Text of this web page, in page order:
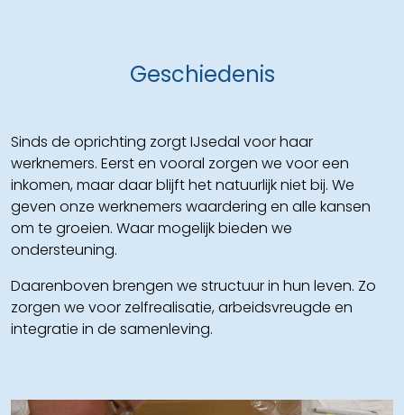
Geschiedenis
Sinds de oprichting zorgt IJsedal voor haar
werknemers. Eerst en vooral zorgen we voor een
inkomen, maar daar blijft het natuurlijk niet bij. We
geven onze werknemers waardering en alle kansen
om te groeien. Waar mogelijk bieden we
ondersteuning.
Daarenboven brengen we structuur in hun leven. Zo
zorgen we voor zelfrealisatie, arbeidsvreugde en
integratie in de samenleving.